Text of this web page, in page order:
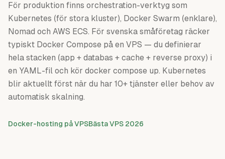
För produktion finns orchestration-verktyg som
Kubernetes (för stora kluster), Docker Swarm (enklare),
Nomad och AWS ECS. För svenska småföretag räcker
typiskt Docker Compose på en VPS — du definierar
hela stacken (app + databas + cache + reverse proxy) i
en YAML-fil och kör docker compose up. Kubernetes
blir aktuellt först när du har 10+ tjänster eller behov av
automatisk skalning.
Docker-hosting på VPSBästa VPS 2026